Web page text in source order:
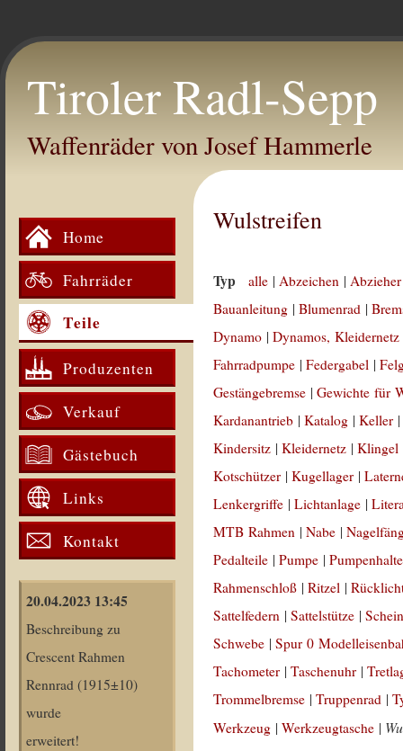
Tiroler Radl-Sepp
Waffenräder von Josef Hammerle
Home
Fahrräder
Teile
Produzenten
Verkauf
Gästebuch
Links
Kontakt
20.04.2023 13:45
Beschreibung zu
Crescent Rahmen
Rennrad (1915±10)
wurde
erweitert!
Wulstreifen
Typ alle |Abzeichen |
Bauanleitung |Blumenrad |
Dynamo |Dynamos, Kleidernetz
Fahrradpumpe |Federgabel |
Gestängebremse |Gewichte für
Kardanantrieb |Katalog |Keller
Kindersitz |Kleidernetz |Klingel
Kotschützer |Kugellager |
Lenkergriffe |Lichtanlage |
MTB Rahmen |Nabe |
Pedalteile |Pumpe |
Rahmenschloß |Ritzel |
Sattelfedern |Sattelstütze |
Schwebe |Spur 0
Tachometer |Taschenuhr |
Trommelbremse |Truppenrad |
Werkzeug |Werkzeugtasche |